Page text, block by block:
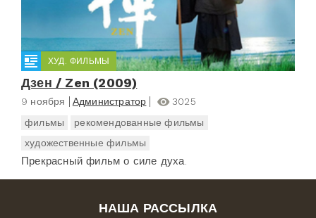
ХУД. ФИЛЬМЫ
Дзен / Zen (2009)
9 ноября Администратор
3025
фильмы
рекомендованные фильмы
художественные фильмы
Прекрасный фильм о силе духа.
НАША РАССЫЛКА